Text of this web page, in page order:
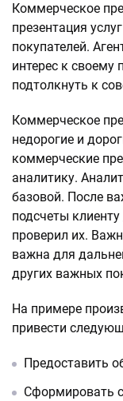
Коммерческое
презентация
покупателей.
интерес к своему
подтолкнуть к
Коммерческое
недорогие и
коммерческие
аналитику.
базовой. После
подсчеты
проверил их.
важна для
других важных
На примере
привести
Предоставить
Сформировать